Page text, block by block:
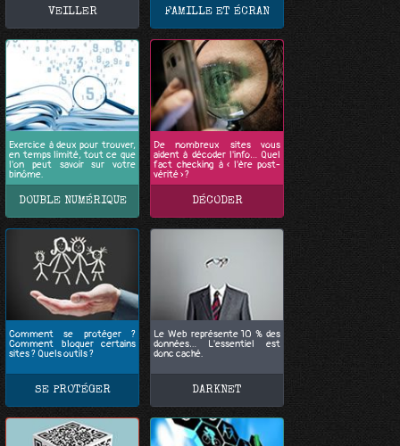
VEILLER FAMILLE ET ÉCRAN
Exercice à deux pour trouver,
en temps limité, tout ce que
l'on peut savoir sur votre
binôme.
DOUBLE NUMÉRIQUE
De nombreux sites vous
aident à décoder l'info… Quel
fact checking à « l'ère post-
vérité » ?
DÉCODER
Comment se protéger ?
Comment bloquer certains
sites ? Quels outils ?
SE PROTÉGER
Le Web représente 10 % des
données… L'essentiel est
donc caché.
DARKNET